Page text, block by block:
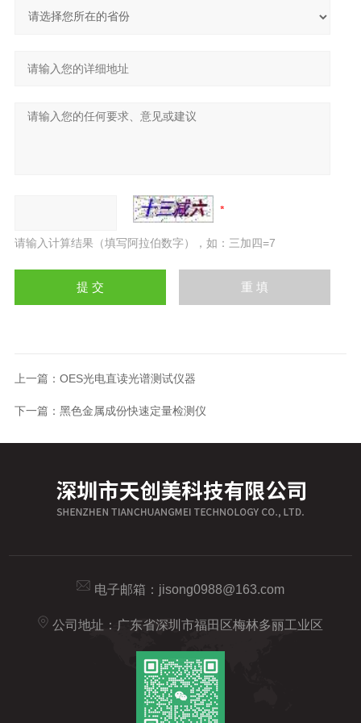
请输入计算结果（填写阿拉伯数字），如：三加四=7
上一篇： OES光电直读光谱测试仪器
下一篇： 黑色金属成份快速定量检测仪
电子邮箱： jisong0988@163.com
公司地址：广东省深圳市福田区梅林多丽工业区